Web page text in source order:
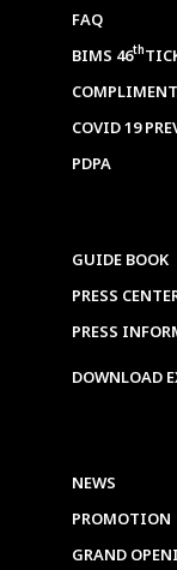
FAQ
BIMS 46th
COVID 19
PDPA
GUIDE BOOK
PRESS
PRESS
DOWNLOAD
NEWS
PROMOTION
GRAND